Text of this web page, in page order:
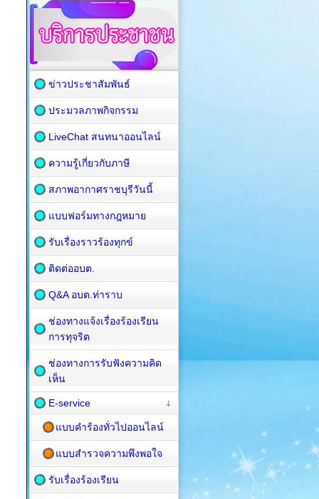
ข่าวประชาสัมพันธ์
ประมวลภาพกิจกรรม
LiveChat สนทนาออนไลน์
ความรู้เกี่ยวกับภาษี
สภาพอากาศราชบุรีวันนี้
แบบฟอร์มทางกฎหมาย
รับเรื่องราวร้องทุกข์
ติดต่ออบต.
Q&A อบต.ท่าราบ
ช่องทางแจ้งเรื่องร้องเรียน
การทุจริต
ช่องทางการรับฟังความคิด
เห็น
E-service
แบบคำร้องทั่วไปออนไลน์
แบบสำรวจความพึงพอใจ
รับเรื่องร้องเรียน